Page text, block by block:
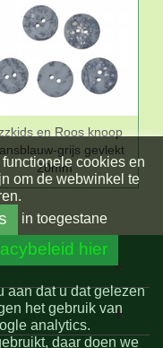
en Roos knoop
grijs gevlekt
20mm cookies en
om de webwinkel te
in toegestane
hier
aan dat u dat gelezen
het gebruik van
analytics.
daar doen we